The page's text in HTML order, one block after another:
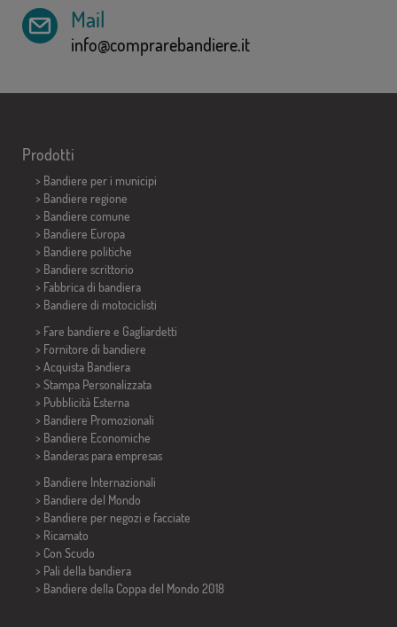
Mail
info@comprarebandiere.it
Prodotti
> Bandiere per i municipi
> Bandiere regione
> Bandiere comune
> Bandiere Europa
> Bandiere politiche
> Bandiere scrittorio
> Fabbrica di bandiera
> Bandiere di motociclisti
> Fare bandiere e Gagliardetti
> Fornitore di bandiere
> Acquista Bandiera
> Stampa Personalizzata
> Pubblicità Esterna
> Bandiere Promozionali
> Bandiere Economiche
> Banderas para empresas
> Bandiere Internazionali
> Bandiere del Mondo
> Bandiere per negozi e facciate
> Ricamato
> Con Scudo
> Pali della bandiera
> Bandiere della Coppa del Mondo 2018